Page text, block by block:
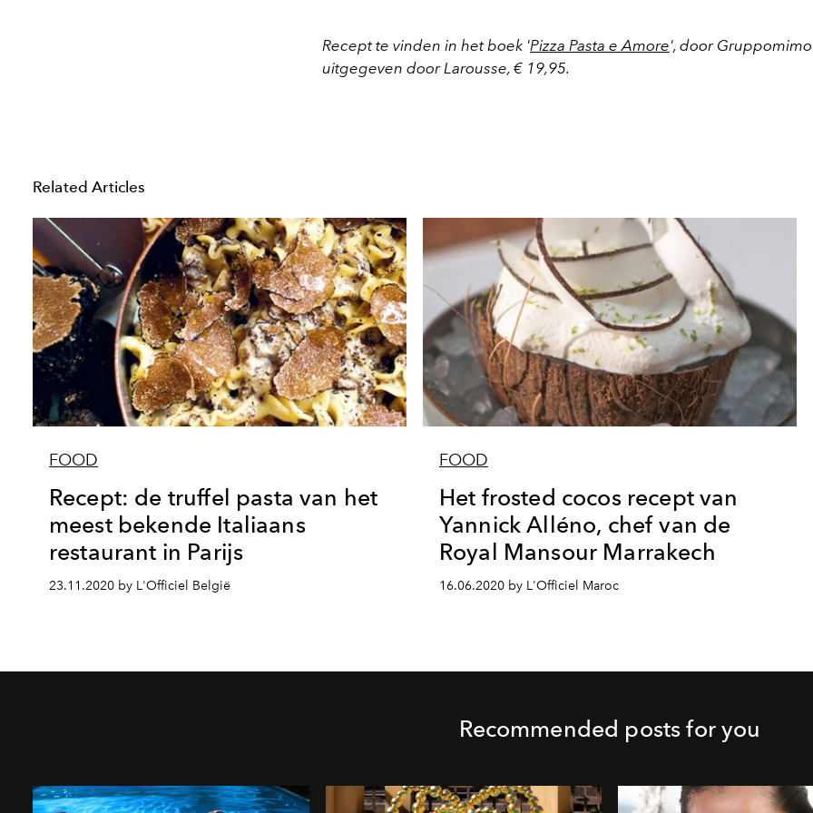
Recept te vinden in het boek 'Pizza Pasta e Amore', door Gruppomimo
uitgegeven door Larousse, € 19,95.
Related Articles
FOOD
Recept: de truffel pasta van het
meest bekende Italiaans
restaurant in Parijs
23.11.2020 by L'Officiel België
FOOD
Het frosted cocos recept van
Yannick Alléno, chef van de
Royal Mansour Marrakech
16.06.2020 by L'Officiel Maroc
Recommended posts for you